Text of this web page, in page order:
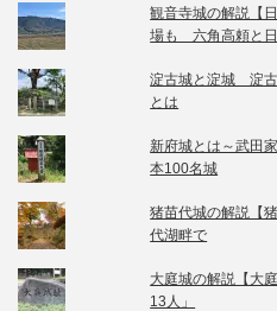
観音寺城の解説【
場も 六角高頼と日
淀古城と淀城 淀
とは
新府城とは～武田
本100名城
猪苗代城の解説【
代湖畔で
大庭城の解説【大
13人」